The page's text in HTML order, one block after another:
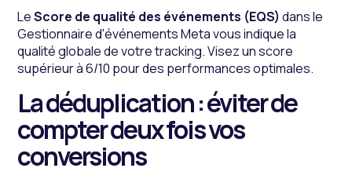
LeScore de qualité des événements (EQS) dans le
Gestionnaire d'événements Meta vous indique la
qualité globale de votre tracking. Visez un score
supérieur à 6/10 pour des performances optimales.
La déduplication : éviter de
compter deux fois vos
conversions